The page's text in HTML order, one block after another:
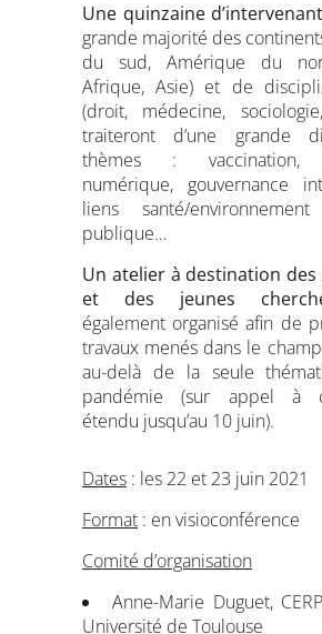
Une quinzaine
grande majorité des
du sud, Amérique du
Afrique, Asie) et de
(droit, médecine,
traiteront d’une grande
thèmes : vaccination,
numérique, gouvernance
liens santé/
publique…
Un atelier à destination
et des jeunes
également organisé afin de
travaux menés dans le
au-delà de la seule
pandémie (sur appel à
étendu jusqu’au 10 juin).
Dates : les 22 et 23 juin 2021
Format : en visioconférence
Comité d’organisation
Anne-Marie Duguet,
Université de Toulouse